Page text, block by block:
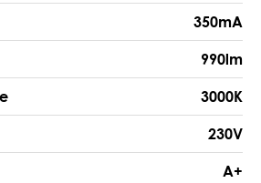
350mA
990lm
3000K
230V
A+